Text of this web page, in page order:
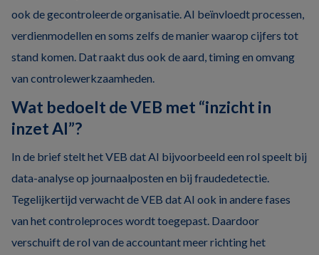
ook de gecontroleerde organisatie. AI beïnvloedt processen,
verdienmodellen en soms zelfs de manier waarop cijfers tot
stand komen. Dat raakt dus ook de aard, timing en omvang
van controlewerkzaamheden.
Wat bedoelt de VEB met “inzicht in
inzet AI”?
In de brief stelt het VEB dat AI bijvoorbeeld een rol speelt bij
data-analyse op journaalposten en bij fraudedetectie.
Tegelijkertijd verwacht de VEB dat AI ook in andere fases
van het controleproces wordt toegepast. Daardoor
verschuift de rol van de accountant meer richting het